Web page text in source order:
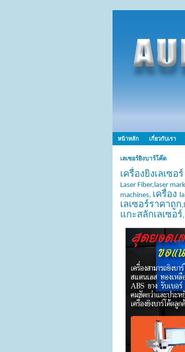
หน้าหลัก เกี่ยวกับเรา
เลเซอร์ยิงบาร์โค๊ด
เครื่องยิงเลเซอร์
Laser Fiber,laser
machines, เครื่อง
เลเซอร์ราคาถูก
แกะสลักเลเซอร์,